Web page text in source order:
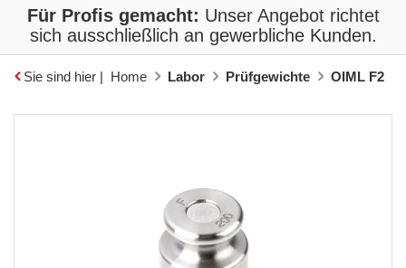
Für Profis gemacht: Unser Angebot richtet
sich ausschließlich an gewerbliche Kunden.
Sie sind hier | Home Labor Prüfgewichte OIML F2